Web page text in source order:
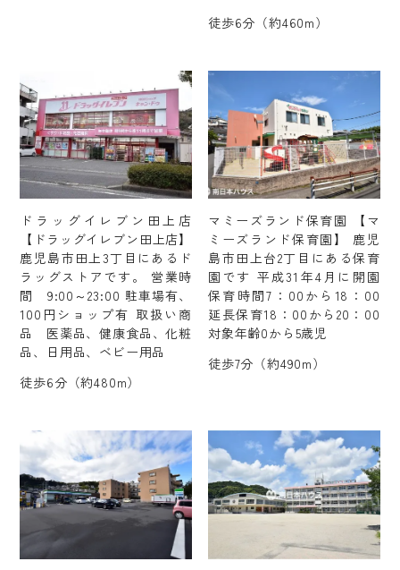
徒歩6分（約460m）
ドラッグイレブン田上店
【ドラッグイレブン田上店】
鹿児島市田上3丁目にあるド
ラッグストアです。 営業時
間 9:00～23:00 駐車場有、
100円ショップ有 取扱い商
品 医薬品、健康食品、化粧
品、日用品、ベビー用品
徒歩6分（約480m）
マミーズランド保育園 【マ
ミーズランド保育園】 鹿児
島市田上台2丁目にある保育
園です 平成31年4月に開園
保育時間7：00から18：00
延長保育18：00から20：00
対象年齢0から5歳児
徒歩7分（約490m）